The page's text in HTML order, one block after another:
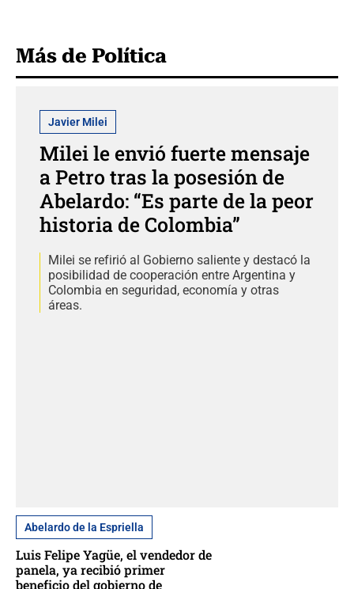
Más de Política
Javier Milei
Milei le envió fuerte mensaje
a Petro tras la posesión de
Abelardo: “Es parte de la peor
historia de Colombia”
Milei se refirió al Gobierno saliente y destacó la
posibilidad de cooperación entre Argentina y
Colombia en seguridad, economía y otras
áreas.
Abelardo de la Espriella
Luis Felipe Yagüe, el vendedor de
panela, ya recibió primer
beneficio del gobierno de